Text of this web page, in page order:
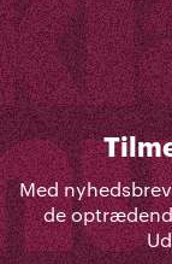
Med
de